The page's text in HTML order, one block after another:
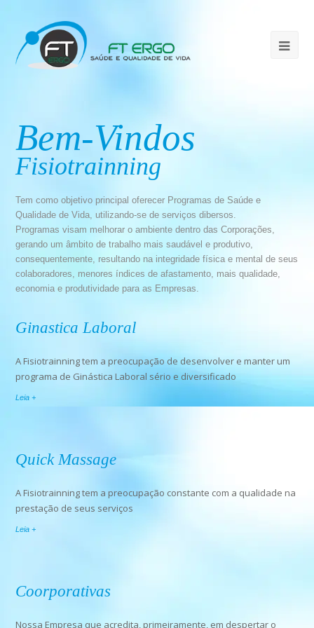
Bem-Vindos
Fisiotrainning
Tem como objetivo principal oferecer Programas de Saúde e
Qualidade de Vida, utilizando-se de serviços dibersos.
Programas visam melhorar o ambiente dentro das Corporações,
gerando um âmbito de trabalho mais saudável e produtivo,
consequentemente, resultando na integridade física e mental de seus
colaboradores, menores índices de afastamento, mais qualidade,
economia e produtividade para as Empresas.
Ginastica Laboral
A Fisiotrainning tem a preocupação de desenvolver e manter um
programa de Ginástica Laboral sério e diversificado
Leia +
Quick Massage
A Fisiotrainning tem a preocupação constante com a qualidade na
prestação de seus serviços
Leia +
Coorporativas
Nossa Empresa que acredita, primeiramente, em despertar o